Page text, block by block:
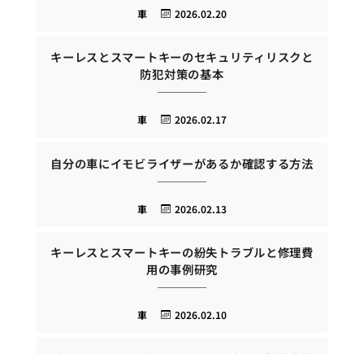
2026.02.20
車
キーレスとスマートキーのセキュリティリスクと
防犯対策の基本
2026.02.17
車
自分の車にイモビライザーがあるか確認する方法
2026.02.13
車
キーレスとスマートキーの紛失トラブルと修理費
用の事例研究
2026.02.10
車